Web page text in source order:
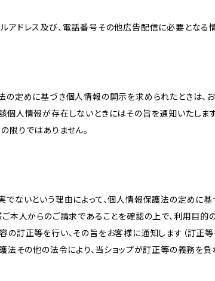
アドレス及び、電話番号その他広告配信に必要となる
の定めに基づき個人情報の開示を求められたときは、
個人情報が存在しないときにはその旨を通知いたします
限りではありません。
でないという理由によって、個人情報保護法の定めに
ご本人からのご請求であることを確認の上で、利用目
の訂正等を行い、その旨をお客様に通知します（訂正
法その他の法令により、当ショップが訂正等の義務を